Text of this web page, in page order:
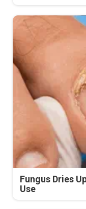
Fungus Dries
Use